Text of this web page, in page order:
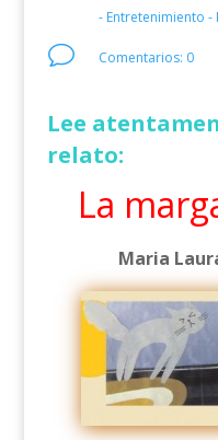
- Entretenimiento -
v Comentarios: 0
Lee
relato:
La
Maria